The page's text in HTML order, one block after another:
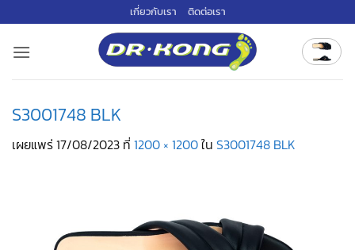
ไป
เกี่ยวกับเรา ติดต่อเรา
S3001748 BLK
เผยแพร่17/08/2023 ที่ 1200 × 1200ใน S3001748 BLK